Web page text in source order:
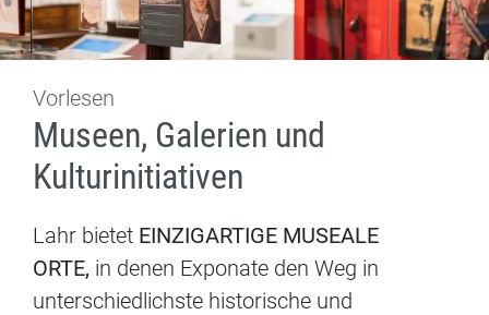
Vorlesen
Museen, Galerien und
Kulturinitiativen
Lahr bietet EINZIGARTIGE MUSEALE
ORTE, in denen Exponate den Weg in
unterschiedlichste historische und